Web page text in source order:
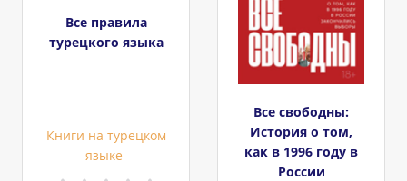
Все правила
турецкого языка
Книги на турецком
языке
Все свободны:
История о том,
как в 1996 году в
России